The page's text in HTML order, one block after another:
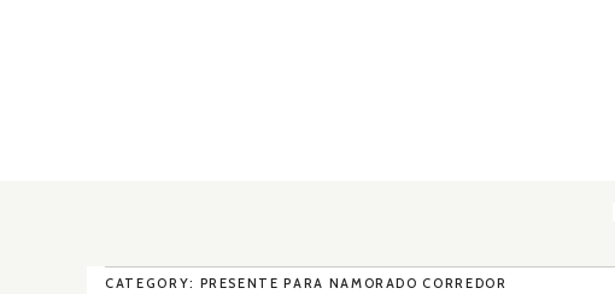
CATEGORY: PRESENTE PARA NAMORADO CORREDOR